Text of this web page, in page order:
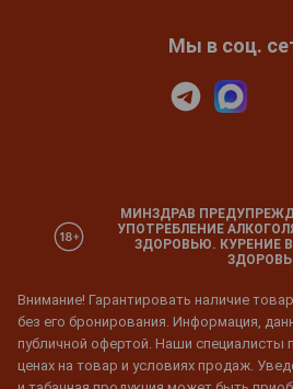
Мы в соц.
МИНЗДРАВ
УПОТРЕБЛЕНИЕ
ЗДОРОВЬЮ. КУРЕНИЕ
Внимание! Гарантировать наличие
без его бронирования. Информация,
публичной офертой. Наши специалисты
ценах на товар и условиях продаж.